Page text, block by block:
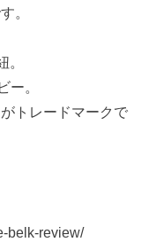
。
。
。
トレードマークで
belk-review/